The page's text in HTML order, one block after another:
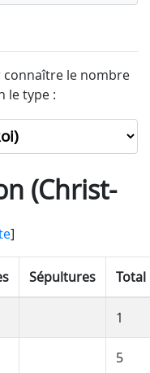
le nombre
le type :
(Christ-
]
Sépultures Total
1
5